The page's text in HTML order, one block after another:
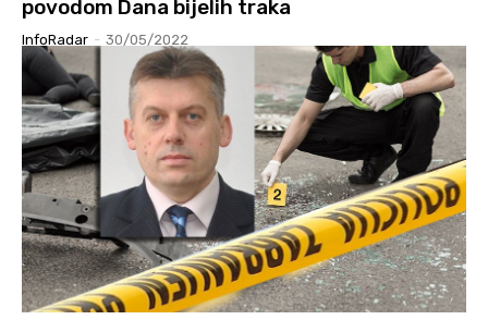
povodom Dana bijelih traka
InfoRadar - 30/05/2022